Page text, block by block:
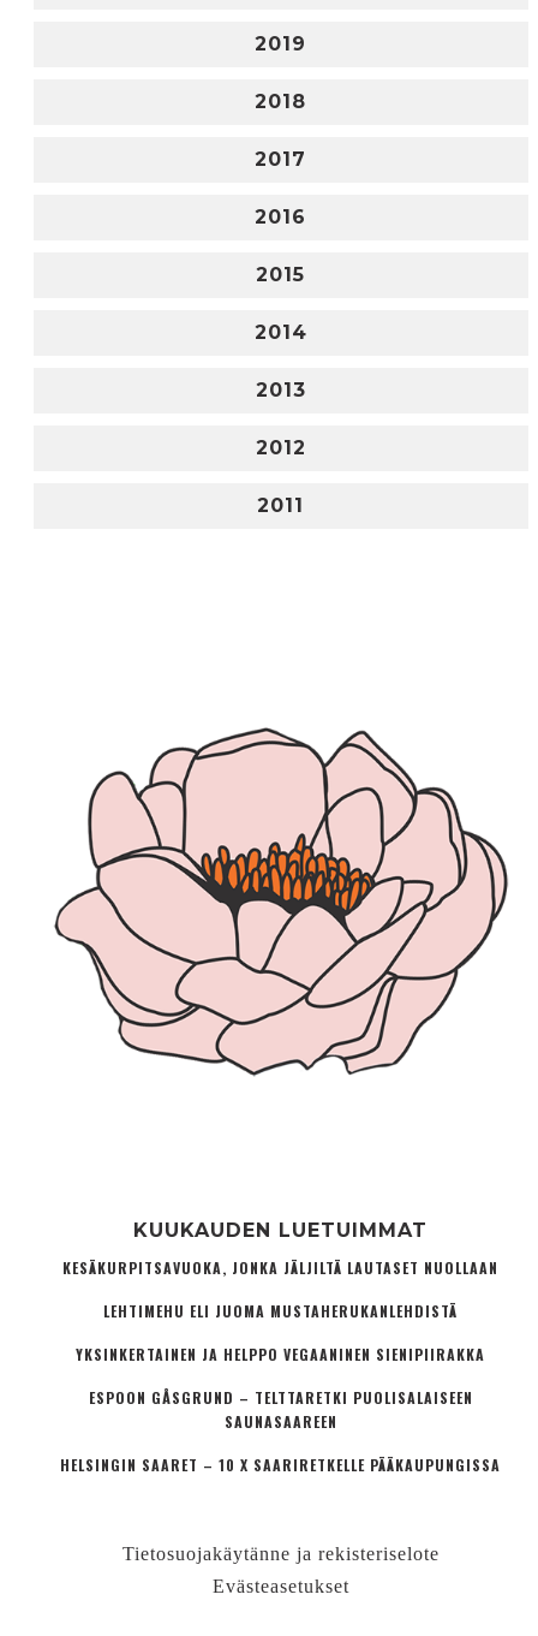
2019
2018
2017
2016
2015
2014
2013
2012
2011
KUUKAUDEN LUETUIMMAT
KESÄKURPITSAVUOKA, JONKA JÄLJILTÄ LAUTASET NUOLLAAN
LEHTIMEHU ELI JUOMA MUSTAHERUKANLEHDISTÄ
YKSINKERTAINEN JA HELPPO VEGAANINEN SIENIPIIRAKKA
ESPOON GÅSGRUND – TELTTARETKI PUOLISALAISEEN
SAUNASAAREEN
HELSINGIN SAARET – 10 X SAARIRETKELLE PÄÄKAUPUNGISSA
Tietosuojakäytänne ja rekisteriselote
Evästeasetukset